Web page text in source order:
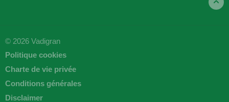
© 2026 Vadigran
Politique cookies
Charte de vie privée
Conditions générales
Disclaimer